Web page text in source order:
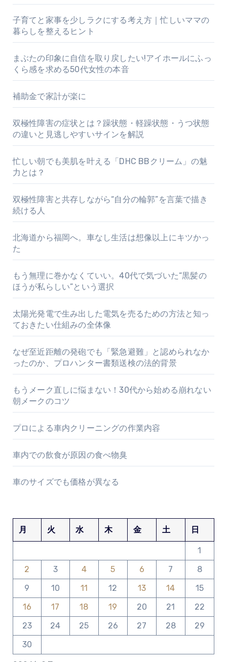
子育てと家事を少しラクにする考え方｜忙しいママの
暮らしを整えるヒント
まぶたの印象に自信を取り戻したい!アイホールにふっ
くら感を求める50代女性の本音
補助金で家計が楽に
双極性障害の症状とは？躁状態・軽躁状態・うつ状態
の違いと見逃しやすいサインを解説
忙しい朝でも美肌を叶える「DHC BBクリーム」の魅
力とは？
双極性障害と共存しながら“自分の輪郭”を言葉で描き
続ける人
北海道から福岡へ。車なし生活は想像以上にキツかっ
た
もう無理に巻かなくていい。40代で気づいた“黒髪の
ほうが私らしい”という選択
太陽光発電で生み出した電気を売るための方法と知っ
ておきたい仕組みの全体像
なぜ至近距離の発砲でも「緊急避難」と認められなか
ったのか、プロハンター書類送検の法的背景
もうメーク直しに悩まない！30代から始める崩れない
朝メークのコツ
プロによる車内クリーニングの作業内容
車内での飲食が原因の食べ物臭
車のサイズでも価格が異なる
月 火 水 木 金 土 日
1
2
3 4 5 6 7
8
9
10 11 12 13 14
15
16
17 18 19 20 21
22
23
24 25 26 27 28
29
30